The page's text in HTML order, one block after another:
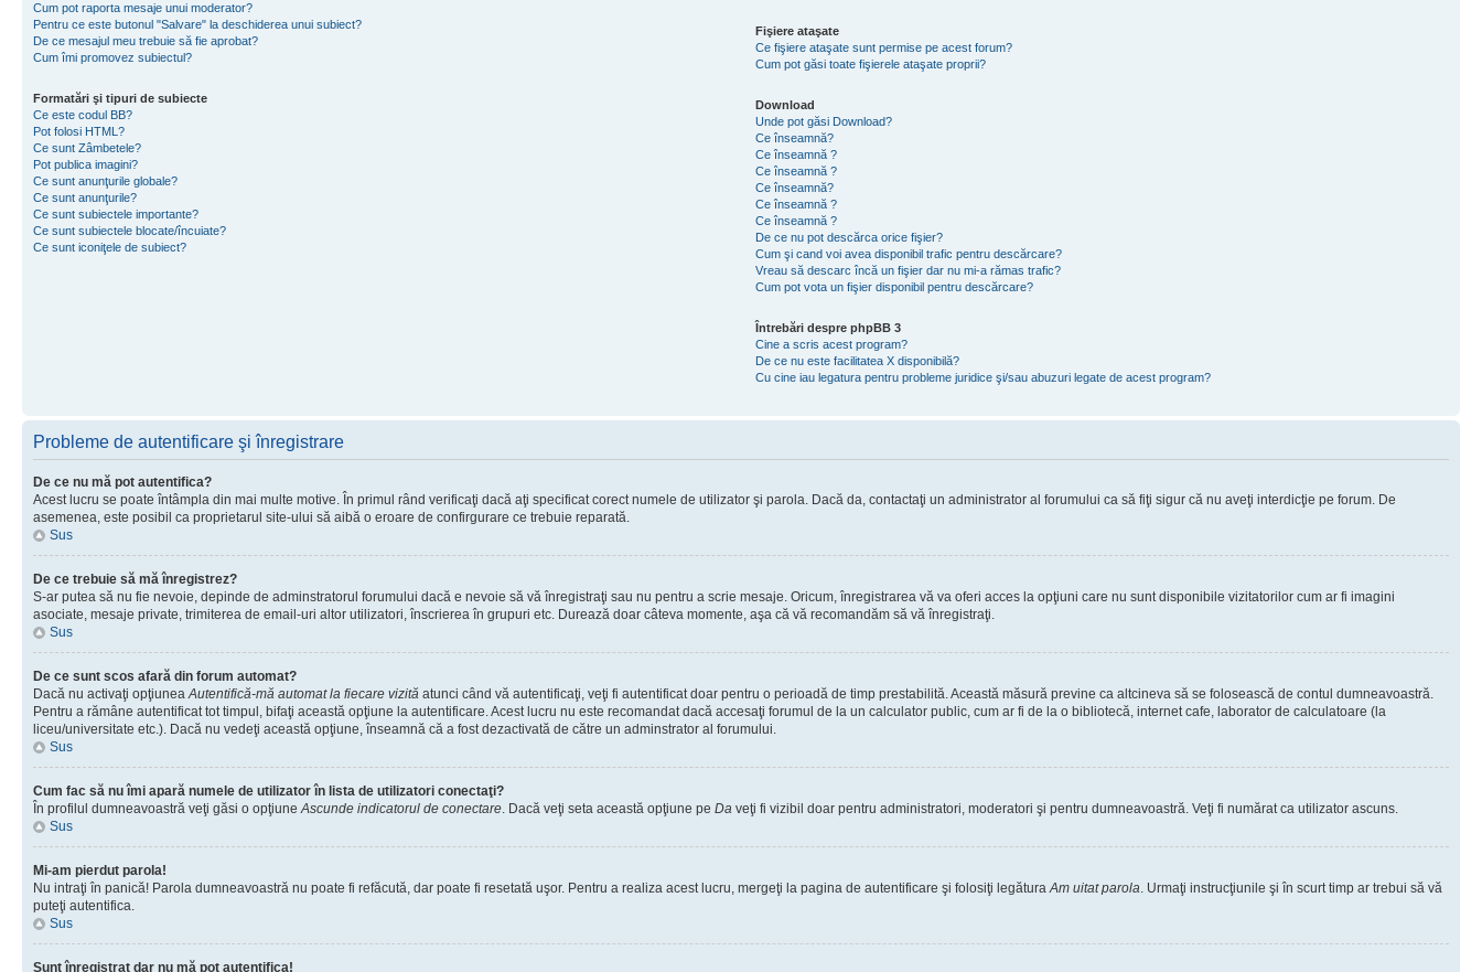
Cum pot raporta mesaje unui moderator?
Pentru ce este butonul "Salvare" la deschiderea unui subiect?
De ce mesajul meu trebuie să fie aprobat?
Cum îmi promovez subiectul?
Formatări şi tipuri de subiecte
Ce este codul BB?
Pot folosi HTML?
Ce sunt Zâmbetele?
Pot publica imagini?
Ce sunt anunţurile globale?
Ce sunt anunţurile?
Ce sunt subiectele importante?
Ce sunt subiectele blocate/încuiate?
Ce sunt iconiţele de subiect?
Fişiere ataşate
Ce fişiere ataşate sunt permise pe acest forum?
Cum pot găsi toate fişierele ataşate proprii?
Download
Unde pot găsi Download?
Ce înseamnă?
Ce înseamnă ?
Ce înseamnă ?
Ce înseamnă?
Ce înseamnă ?
Ce înseamnă ?
De ce nu pot descărca orice fişier?
Cum şi cand voi avea disponibil trafic pentru descărcare?
Vreau să descarc încă un fişier dar nu mi-a rămas trafic?
Cum pot vota un fişier disponibil pentru descărcare?
Întrebări despre phpBB 3
Cine a scris acest program?
De ce nu este facilitatea X disponibilă?
Cu cine iau legatura pentru probleme juridice şi/sau abuzuri legate de acest program?
Probleme de autentificare şi înregistrare
De ce nu mă pot autentifica?
Acest lucru se poate întâmpla din mai multe motive. În primul rând verificaţi dacă aţi specificat corect numele de utilizator şi parola. Dacă da, contactaţi un administrator al forumului ca să fiţi sigur că nu aveţi interdicţie pe forum. De
asemenea, este posibil ca proprietarul site-ului să aibă o eroare de confirgurare ce trebuie reparată.
Sus
De ce trebuie să mă înregistrez?
S-ar putea să nu fie nevoie, depinde de adminstratorul forumului dacă e nevoie să vă înregistraţi sau nu pentru a scrie mesaje. Oricum, înregistrarea vă va oferi acces la opţiuni care nu sunt disponibile vizitatorilor cum ar fi imagini
asociate, mesaje private, trimiterea de email-uri altor utilizatori, înscrierea în grupuri etc. Durează doar câteva momente, aşa că vă recomandăm să vă înregistraţi.
Sus
De ce sunt scos afară din forum automat?
Dacă nu activaţi opţiuneaAutentifică-mă automat la fiecare vizită atunci când vă autentificaţi, veţi fi autentificat doar pentru o perioadă de timp prestabilită. Această măsură previne ca altcineva să se folosească de contul dumneavoastră.
Pentru a rămâne autentificat tot timpul, bifaţi această opţiune la autentificare. Acest lucru nu este recomandat dacă accesaţi forumul de la un calculator public, cum ar fi de la o bibliotecă, internet cafe, laborator de calculatoare (la
liceu/universitate etc.). Dacă nu vedeţi această opţiune, înseamnă că a fost dezactivată de către un adminstrator al forumului.
Sus
Cum fac să nu îmi apară numele de utilizator în lista de utilizatori conectaţi?
În profilul dumneavoastră veţi găsi o opţiuneAscunde indicatorul de conectare. Dacă veţi seta această opţiune pe Da veţi fi vizibil doar pentru administratori, moderatori şi pentru dumneavoastră. Veţi fi numărat ca utilizator ascuns.
Sus
Mi-am pierdut parola!
Nu intraţi în panică! Parola dumneavoastră nu poate fi refăcută, dar poate fi resetată uşor. Pentru a realiza acest lucru, mergeţi la pagina de autentificare şi folosiţi legăturaAm uitat parola. Urmaţi instrucţiunile şi în scurt timp ar trebui să vă
puteţi autentifica.
Sus
Sunt înregistrat dar nu mă pot autentifica!